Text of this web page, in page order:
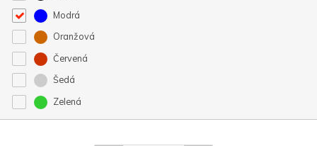
Modrá
Oranžová
Červená
Šedá
Zelená